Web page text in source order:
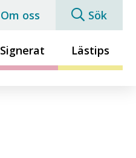
Signerat Lästips
Om oss Sök